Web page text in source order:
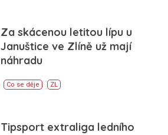
Za skácenou letitou lípu u
Januštice ve Zlíně už mají
náhradu
Co se děje ZL
Tipsport extraliga ledního